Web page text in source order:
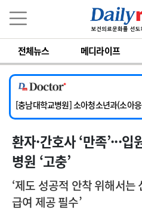
전체뉴스 메디라이프
[서울아산병원] 2026년 하반기 인턴 모
[영남대학교의료원] 마취통증의학과 임
[충남대학교병원] 소아청소년과(소아
[동부병원] 계약직(응급의학과 전문의)
[이대목동병원] 하반기 전공의(레지던
[서울아산병원] 2026년 하반기 인턴 모집
[영남대학교의료원] 마취통증의학과 임
환자·간호사 ‘만족’···
병원 ‘고충’
‘제도 성공적 안착 위해서는
급여 제공 필수’